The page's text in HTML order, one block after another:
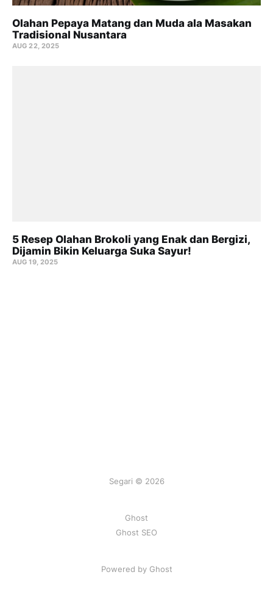
Olahan Pepaya Matang dan Muda ala Masakan
Tradisional Nusantara
AUG 22, 2025
5 Resep Olahan Brokoli yang Enak dan Bergizi,
Dijamin Bikin Keluarga Suka Sayur!
AUG 19, 2025
Segari © 2026
Ghost
Ghost SEO
Powered by Ghost